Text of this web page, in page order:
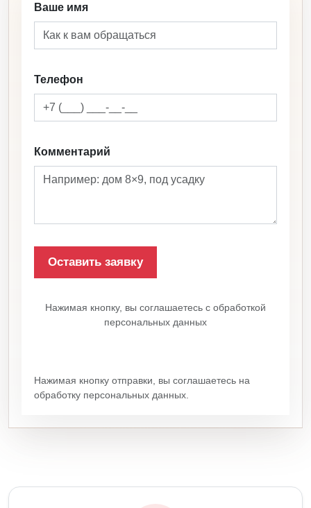
Ваше имя
Телефон
Комментарий
Нажимая кнопку, вы соглашаетесь с обработкой
персональных данных
Нажимая кнопку отправки, вы соглашаетесь на
обработку персональных данных.